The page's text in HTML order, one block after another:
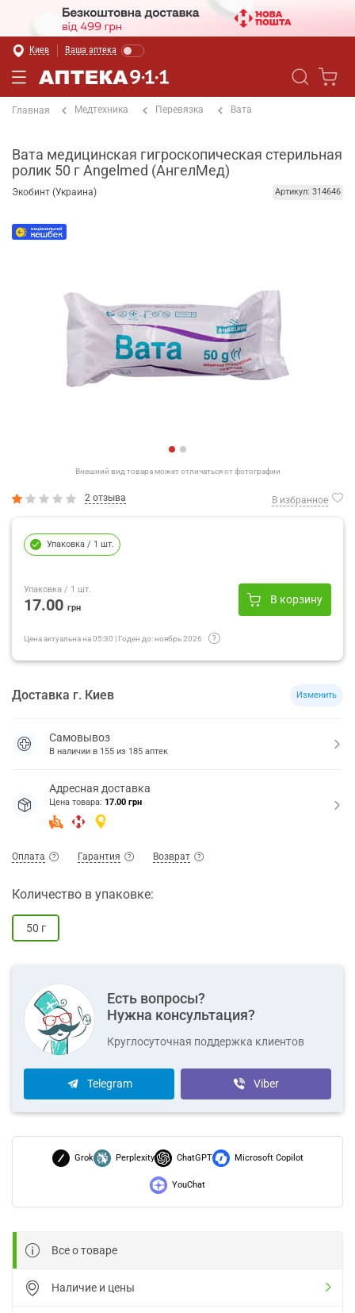
Киев Ваша аптека
Главная Медтехника Перевязка Вата
Вата медицинская гигроскопическая стерильная
ролик 50 г Angelmed (АнгелМед)
Экобинт (Украина) Артикул: 314646
Внешний вид товара может отличаться от фотографии
2 отзыва В избранное
Упаковка / 1 шт.
Упаковка / 1 шт.
17.00 грн
В корзину
Цена актуальна на05:30 | Годен до:ноябрь 2026
Доставка г. Киев Изменить
Самовывоз
В наличии в 155 из 185 аптек
Адресная доставка
Цена товара: 17.00 грн
Оплата Гарантия Возврат
Количество в упаковке:
50 г
Есть вопросы?
Нужна консультация?
Круглосуточная поддержка клиентов
Telegram Viber
Grok Perplexity ChatGPT Microsoft Copilot
YouChat
Все о товаре
Наличие и цены